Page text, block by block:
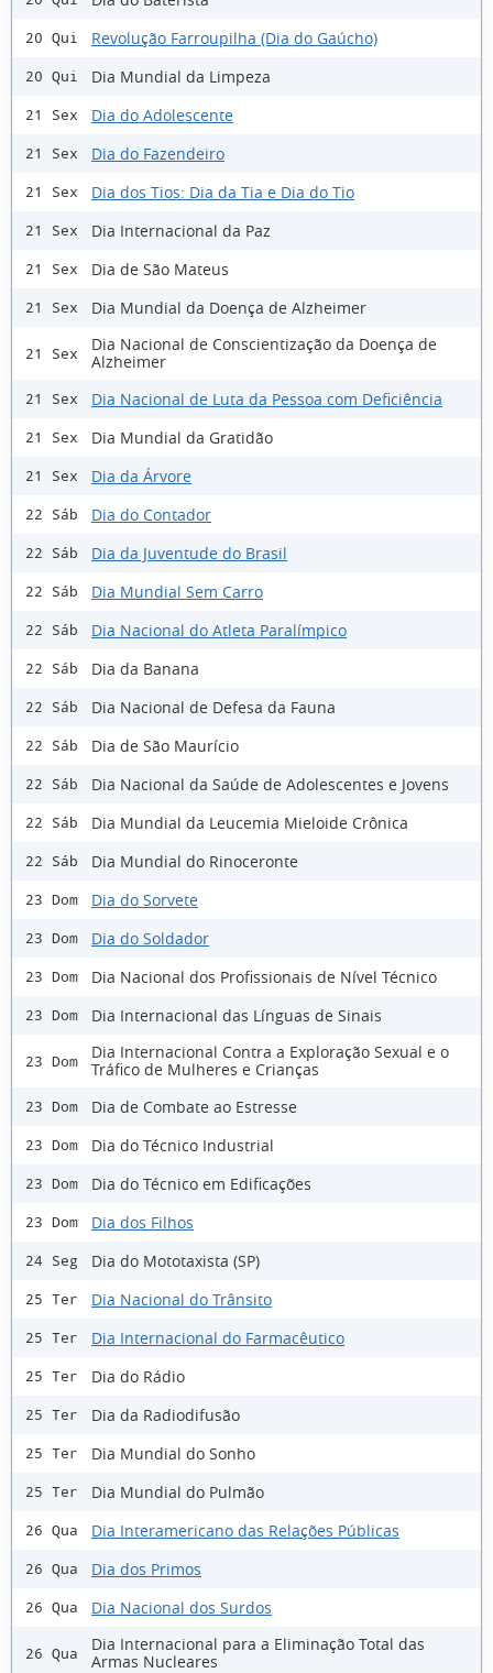
20 Qui Revolução Farroupilha (Dia do Gaúcho)
20 Qui Dia Mundial da Limpeza
21 Sex Dia do Adolescente
21 Sex Dia do Fazendeiro
21 Sex Dia dos Tios: Dia da Tia e Dia do Tio
21 Sex Dia Internacional da Paz
21 Sex Dia de São Mateus
21 Sex Dia Mundial da Doença de Alzheimer
21 Sex
Dia Nacional de Conscientização da Doença de
Alzheimer
21 Sex Dia Nacional de Luta da Pessoa com Deficiência
21 Sex Dia Mundial da Gratidão
21 Sex Dia da Árvore
22 Sáb Dia do Contador
22 Sáb Dia da Juventude do Brasil
22 Sáb Dia Mundial Sem Carro
22 Sáb Dia Nacional do Atleta Paralímpico
22 Sáb Dia da Banana
22 Sáb Dia Nacional de Defesa da Fauna
22 Sáb Dia de São Maurício
22 Sáb Dia Nacional da Saúde de Adolescentes e Jovens
22 Sáb Dia Mundial da Leucemia Mieloide Crônica
22 Sáb Dia Mundial do Rinoceronte
23 Dom Dia do Sorvete
23 Dom Dia do Soldador
23 Dom Dia Nacional dos Profissionais de Nível Técnico
23 Dom Dia Internacional das Línguas de Sinais
23 Dom
Dia Internacional Contra a Exploração Sexual e o
Tráfico de Mulheres e Crianças
23 Dom Dia de Combate ao Estresse
23 Dom Dia do Técnico Industrial
23 Dom Dia do Técnico em Edificações
23 Dom Dia dos Filhos
24 Seg Dia do Mototaxista (SP)
25 Ter Dia Nacional do Trânsito
25 Ter Dia Internacional do Farmacêutico
25 Ter Dia do Rádio
25 Ter Dia da Radiodifusão
25 Ter Dia Mundial do Sonho
25 Ter Dia Mundial do Pulmão
26 Qua Dia Interamericano das Relações Públicas
26 Qua Dia dos Primos
26 Qua Dia Nacional dos Surdos
26 Qua
Dia Internacional para a Eliminação Total das
Armas Nucleares